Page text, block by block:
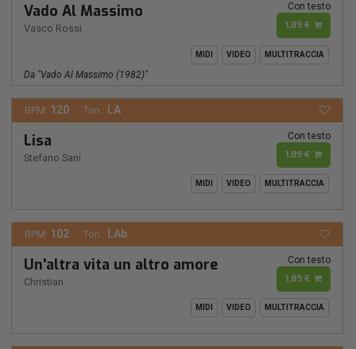
Vado Al Massimo
Vasco Rossi
Con testo
1,89 €
MIDI VIDEO MULTITRACCIA
Da "vado Al Massimo (1982)"
BPM: 120 Ton.: LA
Lisa
Stefano Sani
Con testo
1,89 €
MIDI VIDEO MULTITRACCIA
BPM: 102 Ton.: LAb
Un'altra vita un altro amore
Christian
Con testo
1,89 €
MIDI VIDEO MULTITRACCIA